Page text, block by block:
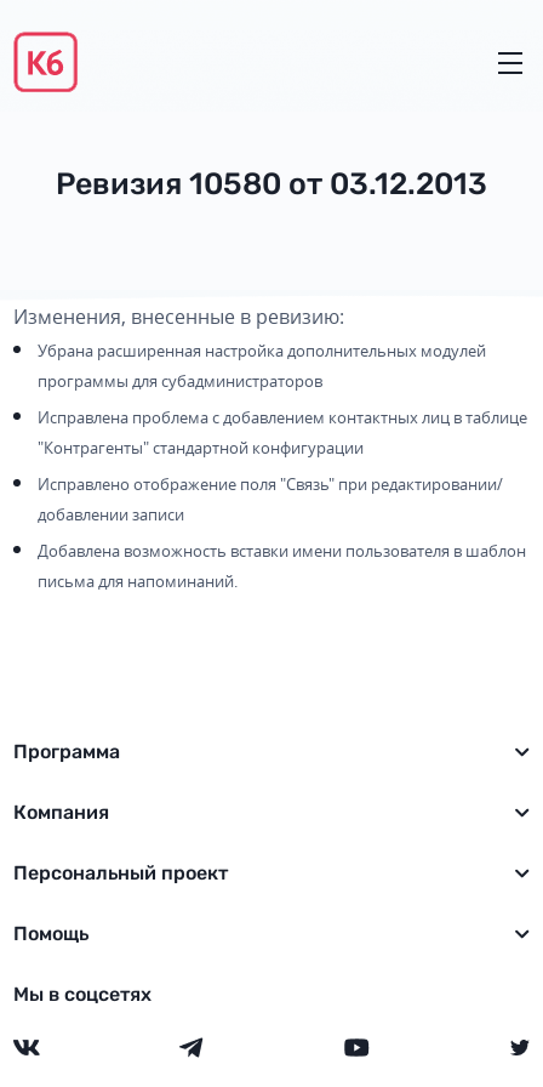
Ревизия 10580 от 03.12.2013
Изменения, внесенные в ревизию:
Убрана расширенная настройка дополнительных модулей
программы для субадминистраторов
Исправлена проблема с добавлением контактных лиц в таблице
"Контрагенты" стандартной конфигурации
Исправлено отображение поля "Связь" при редактировании/
добавлении записи
Добавлена возможность вставки имени пользователя в шаблон
письма для напоминаний.
Программа
Компания
Персональный проект
Помощь
Мы в соцсетях